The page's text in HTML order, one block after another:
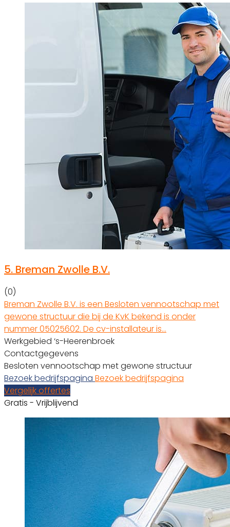
5. Breman Zwolle B.V.
(0)
Breman Zwolle B.V. is een Besloten vennootschap met
gewone structuur die bij de KvK bekend is onder
nummer 05025602. De cv-installateur is…
Werkgebied ‘s-Heerenbroek
Contactgegevens
Besloten vennootschap met gewone structuur
Bezoek bedrijfspagina Bezoek bedrijfspagina
Vergelijk offertes
Gratis - Vrijblijvend